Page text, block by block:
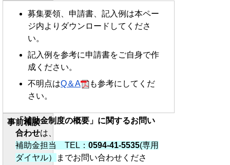
募集要領、申請書、記入例は本ペー
ジ内よりダウンロードしてくださ
い。
記入例を参考に申請書をご自身で作
成ください。
不明点はQ＆A
も参考にしてくだ
さい。
「補助金制度の概要」に関するお問い
合わせは、
補助金担当 TEL： 0594-41-5535(専用
ダイヤル）
までお問い合わせくださ
事前相談